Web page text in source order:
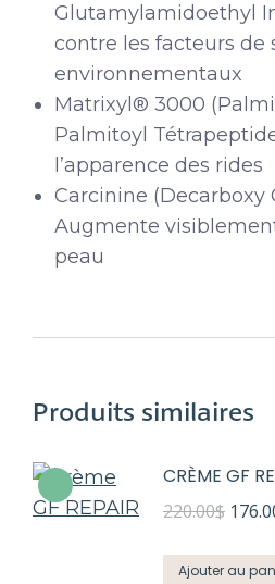
Glutamylamidoethyl
contre les facteurs de
environnementaux
Matrixyl® 3000
Palmitoyl
l’apparence des rides
Carcinine (Decarboxy
Augmente
peau
Produits similaires
CRÈME GF
220.00$ Le
initial
Ajouter au